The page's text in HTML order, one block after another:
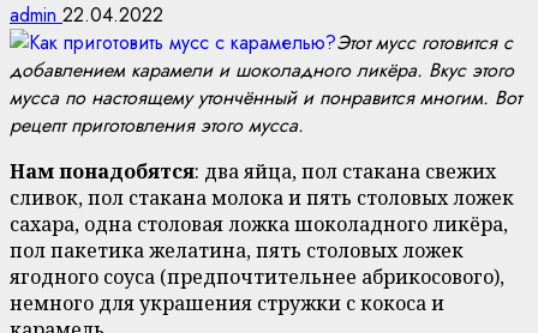
admin 22.04.2022
Этот мусс готовится с
добавлением карамели и шоколадного ликёра. Вкус этого
мусса по настоящему утончённый и понравится многим. Вот
рецепт приготовления этого мусса.
Нам понадобятся: два яйца, пол стакана свежих
сливок, пол стакана молока и пять столовых ложек
сахара, одна столовая ложка шоколадного ликёра,
пол пакетика желатина, пять столовых ложек
ягодного соуса (предпочтительнее абрикосового),
немного для украшения стружки с кокоса и